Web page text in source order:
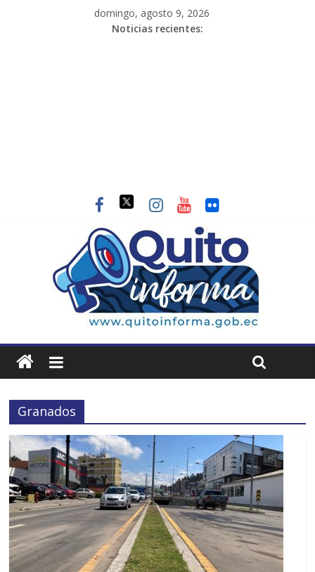
domingo, agosto 9, 2026
Noticias recientes:
Granados